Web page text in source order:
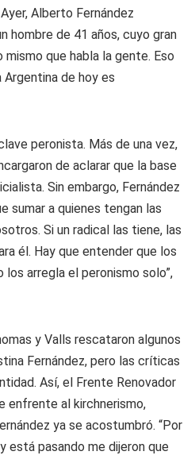
Alberto Fernández
hombre de 41 años, cuyo gran
que habla la gente. Eso
de hoy es
peronista. Más de una vez,
de aclarar que la base
Sin embargo, Fernández
sumar a quienes tengan las
Si un radical las tiene, las
él. Hay que entender que los
arregla el peronismo solo”,
y Valls rescataron algunos
Fernández, pero las críticas
Así, el Frente Renovador
enfrente al kirchnerismo,
ya se acostumbró. “Por
está pasando me dijeron que